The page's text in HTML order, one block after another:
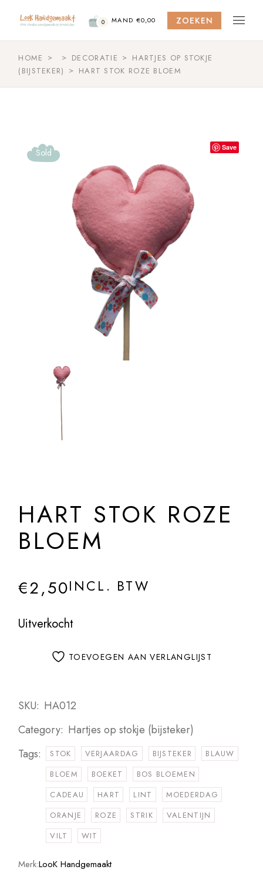
content
0 MAND €0,00 ZOEKEN
HOME DECORATIE
HARTJES OP STOKJE
(BIJSTEKER)
HART STOK ROZE BLOEM
Sold Save
HART STOK ROZE
BLOEM
€2,50INCL. BTW
Uitverkocht
TOEVOEGEN AAN VERLANGLIJST
SKU: HA012
Category: Hartjes op stokje (bijsteker)
Tags:
STOK VERJAARDAG BIJSTEKER
BLAUW
BLOEM
BOEKET
BOS BLOEMEN
CADEAU
HART LINT
MOEDERDAG
ORANJE
ROZE STRIK
VALENTIJN
VILT
WIT
Merk:LooK Handgemaakt